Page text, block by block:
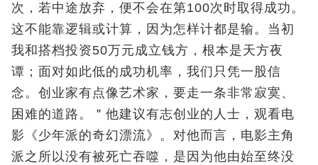
次，若中途放弃，便不会在第100次时取得成功。
这不能靠逻辑或计算，因为怎样计都是输。当初
我和搭档投资50万元成立钱方，根本是天方夜
谭；面对如此低的成功机率，我们只凭一股信
念。创业家有点像艺术家，要走一条非常寂寞、
困难的道路。＂他建议有志创业的人士，观看电
影《少年派的奇幻漂流》。对他而言，电影主角
派之所以没有被死亡吞噬，是因为他由始至终没